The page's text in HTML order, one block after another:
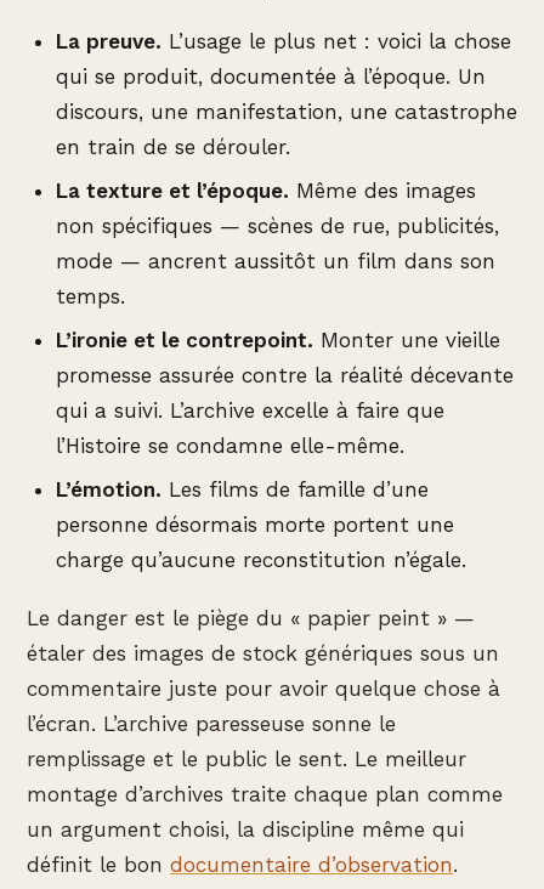
La preuve. L’usage le plus net : voici la chose
qui se produit, documentée à l’époque. Un
discours, une manifestation, une catastrophe
en train de se dérouler.
La texture et l’époque. Même des images
non spécifiques — scènes de rue, publicités,
mode — ancrent aussitôt un film dans son
temps.
L’ironie et le contrepoint. Monter une vieille
promesse assurée contre la réalité décevante
qui a suivi. L’archive excelle à faire que
l’Histoire se condamne elle-même.
L’émotion. Les films de famille d’une
personne désormais morte portent une
charge qu’aucune reconstitution n’égale.
Le danger est le piège du « papier peint » —
étaler des images de stock génériques sous un
commentaire juste pour avoir quelque chose à
l’écran. L’archive paresseuse sonne le
remplissage et le public le sent. Le meilleur
montage d’archives traite chaque plan comme
un argument choisi, la discipline même qui
définit le bon documentaire d’observation.